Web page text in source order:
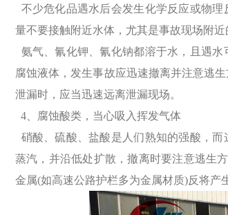
不少危化品遇水后会发生化学反应或物
量不要接触附近水体，尤其是事故现场附近
氨气、氰化钾、氰化钠都溶于水，且遇
腐蚀液体 ，发生事故应迅速撤离并注意逃
泄漏时，应当迅速远离泄漏现场。
4、腐蚀酸类，当心吸入挥发气体
硝酸、硫酸、盐酸是人们熟知的强酸，
蒸汽，并沿低处扩散，撤离时要注意逃生
金属(如高速公路护栏多为金属材质)反将产